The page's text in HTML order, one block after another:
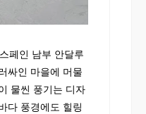
페인 남부 안달루
싸인 마을에 머물
물씬 풍기는 디자
다 풍경에도 힐링